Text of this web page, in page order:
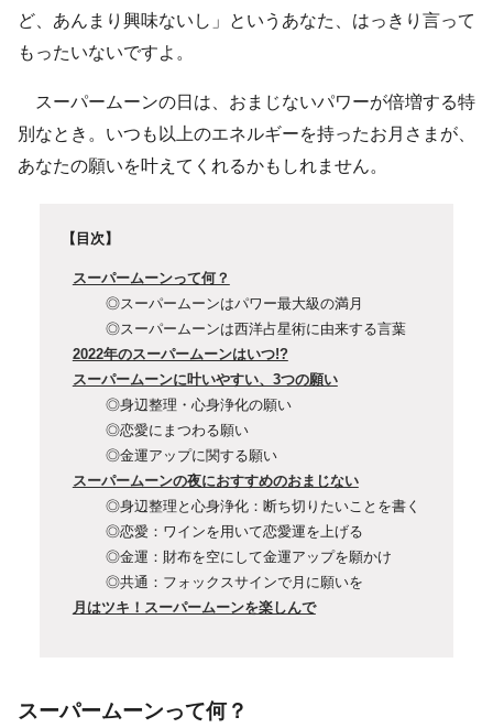
ど、あんまり興味ないし」というあなた、はっきり言って
もったいないですよ。
スーパームーンの日は、おまじないパワーが倍増する特
別なとき。いつも以上のエネルギーを持ったお月さまが、
あなたの願いを叶えてくれるかもしれません。
【目次】
スーパームーンって何？
◎スーパームーンはパワー最大級の満月
◎スーパームーンは西洋占星術に由来する言葉
2022年のスーパームーンはいつ!?
スーパームーンに叶いやすい、3つの願い
◎身辺整理・心身浄化の願い
◎恋愛にまつわる願い
◎金運アップに関する願い
スーパームーンの夜におすすめのおまじない
◎身辺整理と心身浄化：断ち切りたいことを書く
◎恋愛：ワインを用いて恋愛運を上げる
◎金運：財布を空にして金運アップを願かけ
◎共通：フォックスサインで月に願いを
月はツキ！スーパームーンを楽しんで
スーパームーンって何？